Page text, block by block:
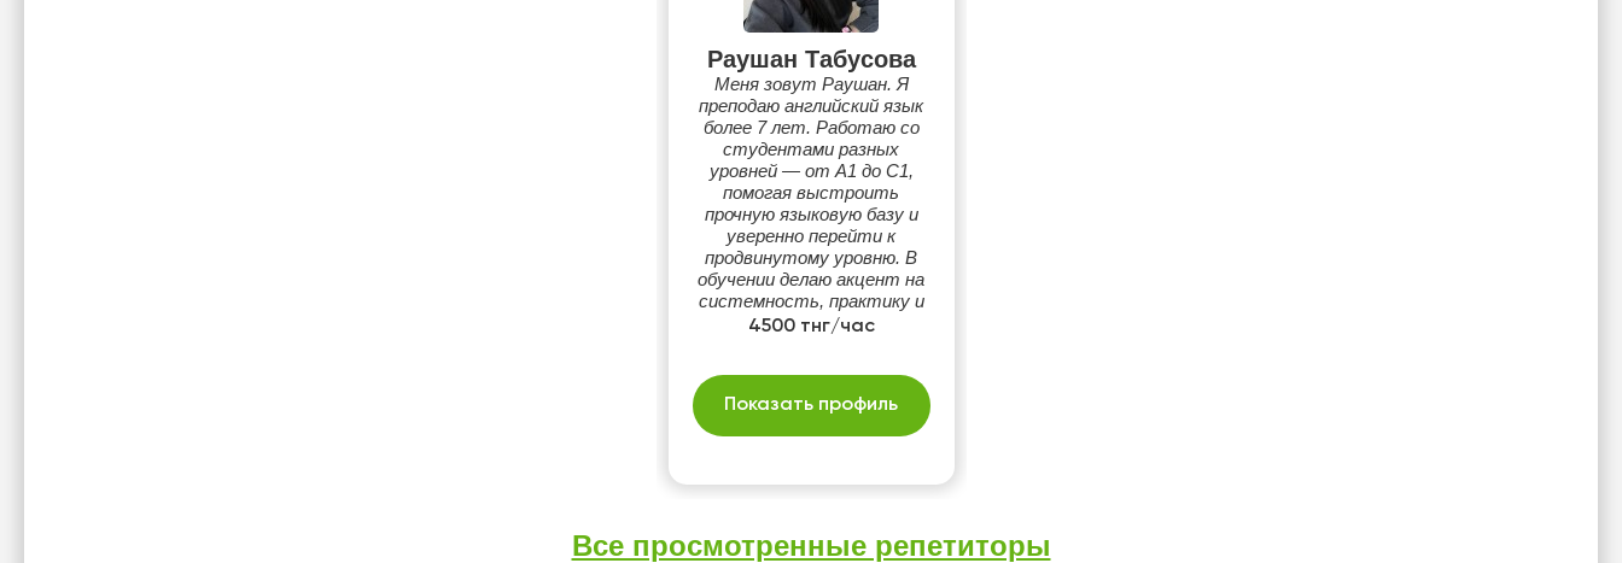
Раушан Табусова
Меня зовут Раушан. Я
преподаю английский язык
более 7 лет. Работаю со
студентами разных
уровней — от A1 до C1,
помогая выстроить
прочную языковую базу и
уверенно перейти к
продвинутому уровню. В
обучении делаю акцент на
системность, практику и
реальный результат.
4500 тнг/час
Показать профиль
Все просмотренные репетиторы